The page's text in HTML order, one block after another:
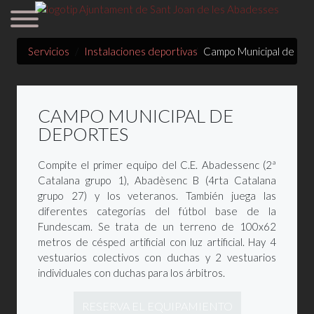
Servicios Instalaciones deportivas Campo Municipal de
CAMPO MUNICIPAL DE
DEPORTES
Compite el primer equipo del C.E. Abadessenc (2ª
Catalana grupo 1), Abadèsenc B (4rta Catalana
grupo 27) y los veteranos. También juega las
diferentes categorías del fútbol base de la
Fundescam. Se trata de un terreno de 100x62
metros de césped artificial con luz artificial. Hay 4
vestuarios colectivos con duchas y 2 vestuarios
individuales con duchas para los árbitros.